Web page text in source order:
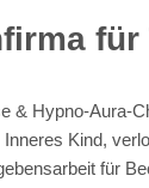
& Hypno-Aura-
Kind,
für